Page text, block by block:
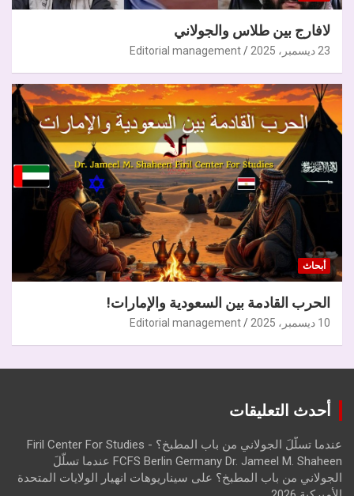
لافارج بين طلاس والجولاني
23 ديسمبر، 2025 Editorial management
أبحاث
الحرب القادمة بين السعودية والإمارات!
10 ديسمبر، 2025 Editorial management
أحدث التعليقات
عندما تسلّلَ الجولاني من باب المطبخ؟ - Firil Center For Studies
FCFS Berlin Germany Dr. Jameel M. Shaheen عندما تسلّلَ
الجولاني من باب المطبخ؟ على سيناريوهات انهيار الولايات المتحدة